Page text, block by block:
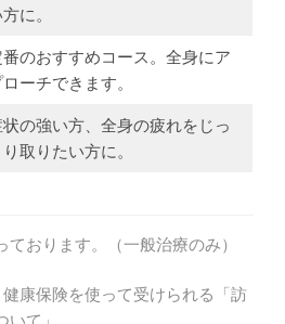
に。
番のおすすめコース。全身にア
ーチできます。
の強い方、全身の疲れをじっ
り取りたい方に。
おります。（一般治療のみ）
保険を使って受けられる「訪